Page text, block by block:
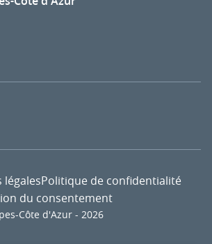
Côte d'Azur - 2026
légalesPolitique de confidentialité
du consentement